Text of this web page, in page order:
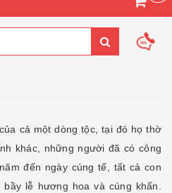
cả một dòng tộc, tại đó họ thờ
khác, những người đã có công
đến ngày cúng tế, tất cả con
lễ hương hoa và cúng khấn.